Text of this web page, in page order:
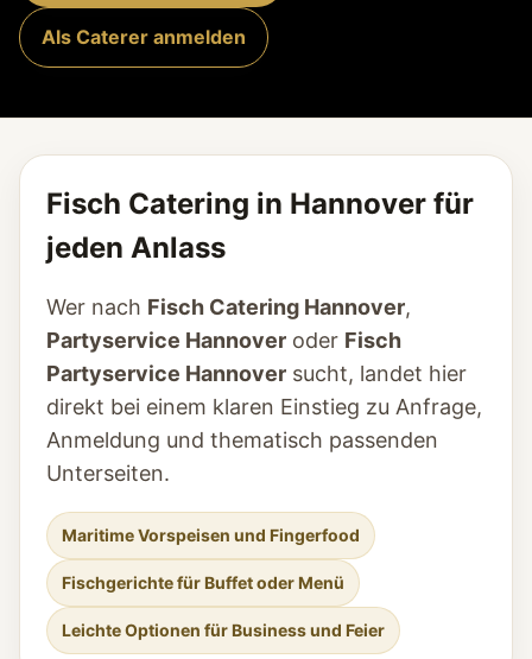
Als Caterer anmelden
Fisch Catering in Hannover für
jeden Anlass
Wer nach Fisch Catering Hannover,
Partyservice Hannover oder Fisch
Partyservice Hannover sucht, landet hier
direkt bei einem klaren Einstieg zu Anfrage,
Anmeldung und thematisch passenden
Unterseiten.
Maritime Vorspeisen und Fingerfood
Fischgerichte für Buffet oder Menü
Leichte Optionen für Business und Feier